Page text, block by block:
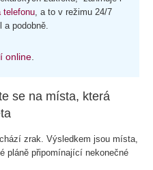
telefonu, a to v režimu 24/7
a podobně.
online
se na místa, která
zrak. Výsledkem jsou místa,
pláně připomínající nekonečné